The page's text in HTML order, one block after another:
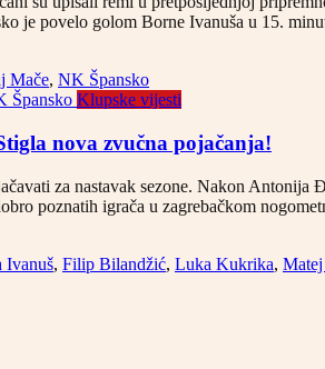
je povelo golom Borne Ivanuša u 15.
Mače, NK Špansko
Klupske vijesti
nova zvučna pojačanja!
za nastavak sezone. Nakon
poznatih igrača u zagrebačkom
Ivanuš, Filip Bilandžić, Luka Kukrika,